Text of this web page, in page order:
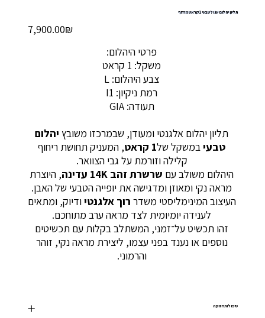
תליון יהלום עגול טבעי 1 קראט מרחף
‏7,900.00 ‏₪
פרטי היהלום:
משקל: 1 קראט
צבע היהלום: L
רמת ניקיון: I1
תעודה: GIA
תליון יהלום אלגנטי ומעודן, שבמרכזו משובץ יהלום
טבעיבמשקל של1 קראט
, המעניק תחושת ריחוף
קלילה וזורמת על גבי הצוואר.
היהלום משולב עם שרשרת זהב 14K עדינה
, היוצרת
מראה נקי ומאוזן ומדגישה את יופייה הטבעי של האבן.
העיצוב המינימליסטי משדר רוך אלגנטיודיוק, ומתאים
לענידה יומיומית לצד מראה ערב מתוחכם.
זהו תכשיט על־זמני, המשתלב בקלות עם תכשיטים
נוספים או נענד בפני עצמו, ליצירת מראה נקי, זוהר
והרמוני.
טיפול ותחזוקה